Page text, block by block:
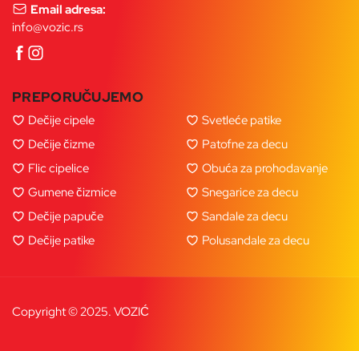
Email adresa:
info@vozic.rs
PREPORUČUJEMO
Dečije cipele
Dečije čizme
Flic cipelice
Gumene čizmice
Dečije papuče
Dečije patike
Svetleće patike
Patofne za decu
Obuća za prohodavanje
Snegarice za decu
Sandale za decu
Polusandale za decu
Copyright © 2025. VOZIĆ